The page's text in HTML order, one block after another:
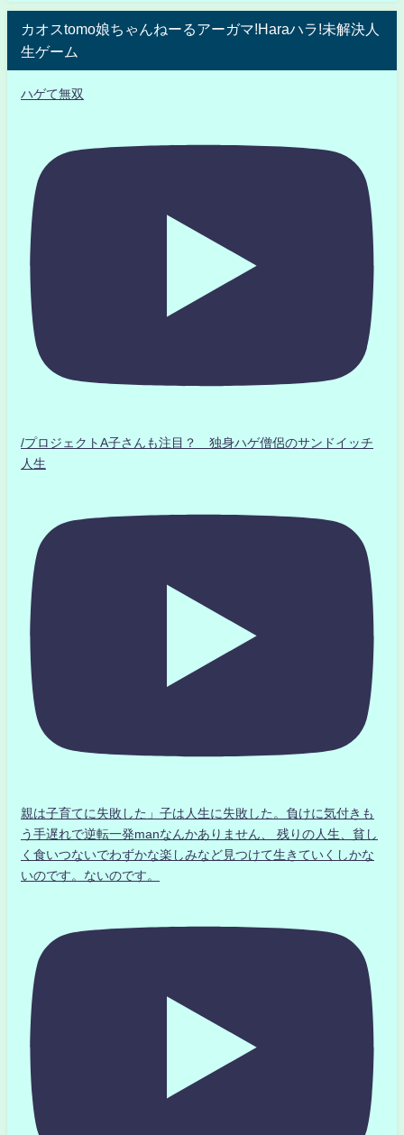
カオスtomo娘ちゃんねーるアーガマ!Haraハラ!未解決人
生ゲーム
ハゲて無双
/プロジェクトA子さんも注目？ 独身ハゲ僧侶のサンドイッチ
人生
親は子育てに失敗した」子は人生に失敗した。負けに気付きも
う手遅れで逆転一発manなんかありません、 残りの人生、貧し
く食いつないでわずかな楽しみなど見つけて生きていくしかな
いのです。ないのです。